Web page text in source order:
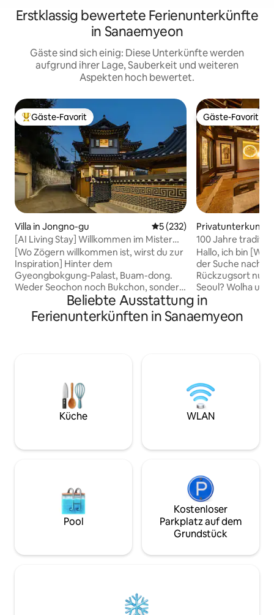
Erstklassig bewertete Ferienunterkünfte
in Sanaemyeon
Gäste sind sich einig: Diese Unterkünfte werden
aufgrund ihrer Lage, Sauberkeit und weiteren
Aspekten hoch bewertet.
Beliebter Gäste-Favorit.
Gäste-Favorit
Villa in Jongno-gu Durchschnittliche
5 (232)
[AI Living Stay] Willkommen im Mister
Steaks House – Privater Hanok-
Aufenthalt in Buam-dong, Jongno
[Wo Zögern willkommen ist, wirst du zur
Inspiration] Hinter dem
Gyeongbokgung-Palast, Buam-dong.
Weder Seochon noch Bukchon, sondern
das ruhigste Viertel in Seoul. Am Ende
dieser Gasse befand sich ein privates
Hanok-Haus. Der Ort, an dem
im traditionellen Hanok-Stil erbaut, Ich
habe in Hotels etwas über Komfort
Gitterfenster, der Inwangsan-Berg
gestört werden. · 3 Schlafzimmer · 2
Check-in · Babybett · Hochstuhl
vorhanden 🏅 Nachweislich ruhig · Seouls
ausgezeichneter Aufenthalt für 2
aufeinanderfolgende Jahre · 1. Platz in
1 % der Gäste-Favoriten Die häufigsten
Gäste-Favorit
Gäste-Favorit
Privatunterkunft
uk-gu
100 Jahre
#Dongdaemun
#Jongno
Innen-WCs
wolha.jeong
Hallo, ich bin
der Suche nach
Rückzugsort nur
Seoul? Wolha und Jeong sind private
Hanok-
Tag. Es handelt
Unterkunft mit
ruhige Schönheit
Hanok mit
verbindet.
Diese
Nebengebäude,
Whirlpool und ist
romantischen
geliebten
Familienurlaub
Jubiläum mit
weiterer großer
die Unterkunft im
Beliebte Ausstattung in
Ferienunterkünften in Sanaemyeon
Küche WLAN
Pool
Kostenloser
Parkplatz auf dem
Grundstück